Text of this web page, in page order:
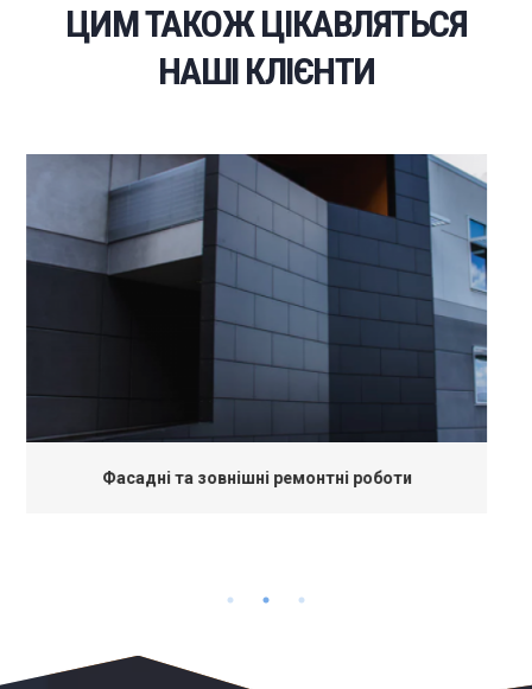
ЦИМ ТАКОЖ ЦІКАВЛЯТЬСЯ
НАШІ КЛІЄНТИ
Ремонт комерційної нерухомості